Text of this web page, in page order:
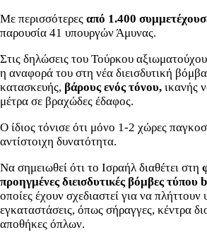
Με περισσότερες από 1.400
παρουσία 41 υπουργών Άμυνας.
Στις δηλώσεις του Τούρκου
η αναφορά του στη νέα διεισδυτική
κατασκευής, βάρους ενός τόνου, ικανής
μέτρα σε βραχώδες έδαφος.
Ο ίδιος τόνισε ότι μόνο 1-2 χώρες
αντίστοιχη δυνατότητα.
Να σημειωθεί ότι το Ισραήλ διαθέτει στη
προηγμένες διεισδυτικές βόμβες
οποίες έχουν σχεδιαστεί για να πλήττουν
εγκαταστάσεις, όπως σήραγγες, κέντρα
αποθήκες όπλων.